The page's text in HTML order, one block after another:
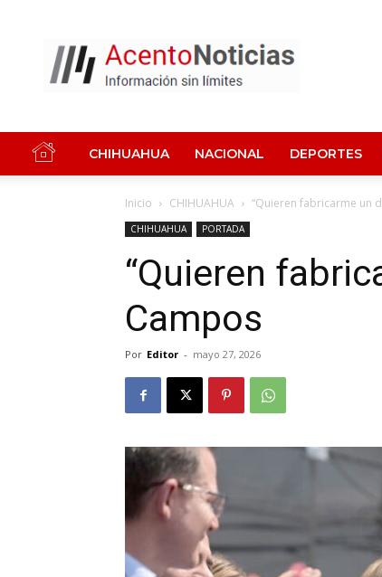
Noticias
CHIHUAHUA NACIONAL DEPORTES
Inicio CHIHUAHUA “Quieren fabricarme un
CHIHUAHUA PORTADA
“Quieren
Campos
Por Editor - mayo 27, 2026